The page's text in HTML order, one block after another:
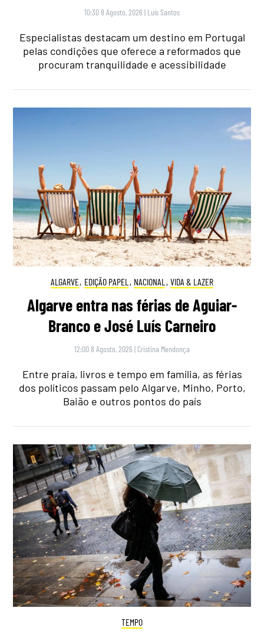
10:30 8 Agosto, 2026 | Luís Santos
Especialistas destacam um destino em Portugal
pelas condições que oferece a reformados que
procuram tranquilidade e acessibilidade
ALGARVE, EDIÇÃO PAPEL , NACIONAL , VIDA & LAZER
Algarve entra nas férias de Aguiar-
Branco e José Luís Carneiro
12:00 8 Agosto, 2026 | Cristina Mendonça
Entre praia, livros e tempo em família, as férias
dos políticos passam pelo Algarve, Minho, Porto,
Baião e outros pontos do país
TEMPO